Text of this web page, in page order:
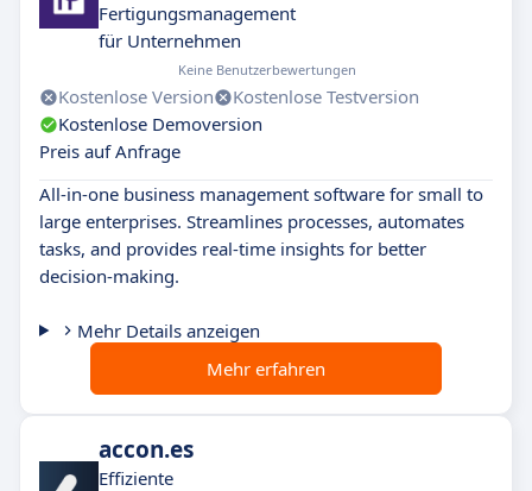
Fertigungsmanagement
für Unternehmen
Keine Benutzerbewertungen
Kostenlose Version
Kostenlose Testversion
Kostenlose Demoversion
Preis auf Anfrage
All-in-one business management software for small to
large enterprises. Streamlines processes, automates
tasks, and provides real-time insights for better
decision-making.
Mehr Details anzeigen
Mehr erfahren
accon.es
Effiziente